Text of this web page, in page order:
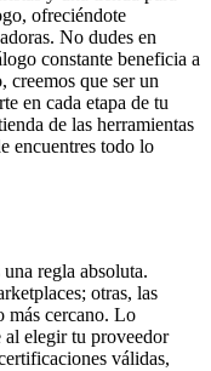
ofreciéndote
No dudes en
constante beneficia a
que ser un
en cada etapa de tu
de las herramientas
encuentres todo lo
regla absoluta.
otras, las
más cercano. Lo
al elegir tu proveedor
válidas,